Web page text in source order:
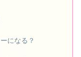
になる？